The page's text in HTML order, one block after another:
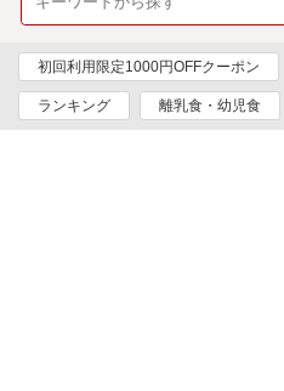
初回利用限定1000円OFFクーポン
ランキング 離乳食・幼児食